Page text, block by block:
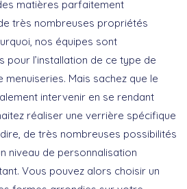
matières parfaitement
très nombreuses propriétés
nos équipes sont
pour l’installation de ce type de
Mais sachez que le
intervenir en se rendant
réaliser une verrière spécifique
de très nombreuses possibilités
niveau de personnalisation
Vous pouvez alors choisir un